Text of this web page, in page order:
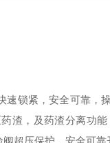
速锁紧，安全可靠，
渣，及药渣分离功能
超压保护，安全可靠